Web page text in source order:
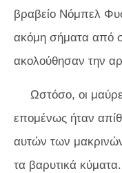
βραβείο Νόμπελ
ακόμη σήματα από
ακολούθησαν την
Ωστόσο, οι
επομένως ήταν
αυτών των
τα βαρυτικά